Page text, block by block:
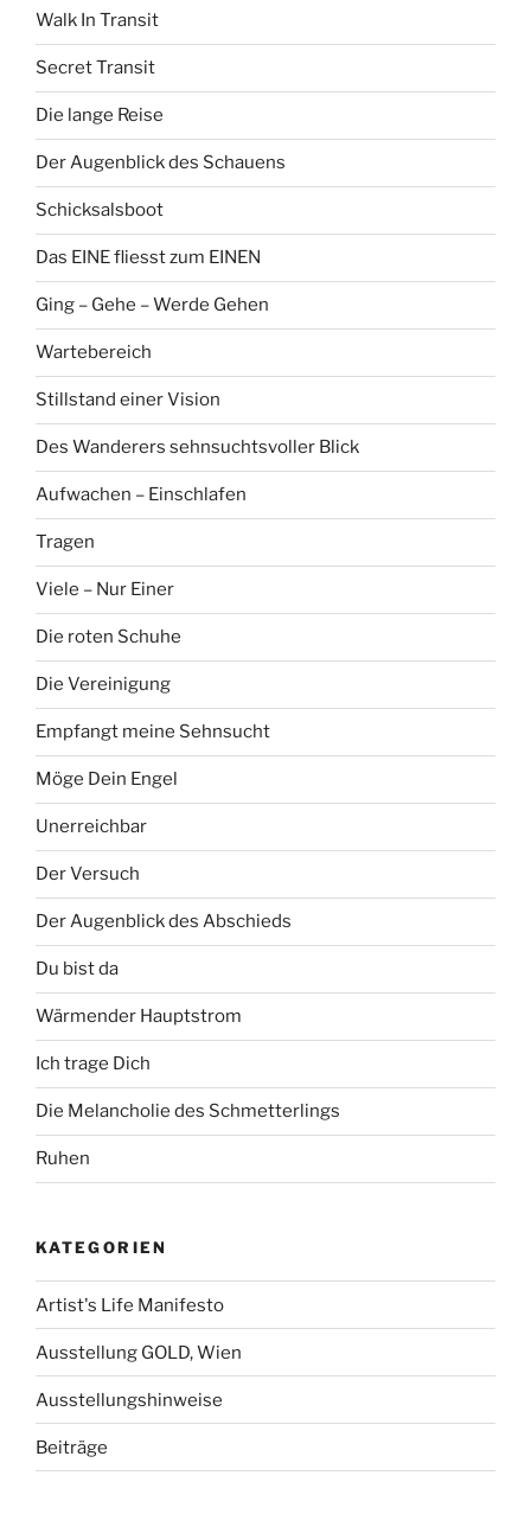
Walk In Transit
Secret Transit
Die lange Reise
Der Augenblick des Schauens
Schicksalsboot
Das EINE fliesst zum EINEN
Ging – Gehe – Werde Gehen
Wartebereich
Stillstand einer Vision
Des Wanderers sehnsuchtsvoller Blick
Aufwachen – Einschlafen
Tragen
Viele – Nur Einer
Die roten Schuhe
Die Vereinigung
Empfangt meine Sehnsucht
Möge Dein Engel
Unerreichbar
Der Versuch
Der Augenblick des Abschieds
Du bist da
Wärmender Hauptstrom
Ich trage Dich
Die Melancholie des Schmetterlings
Ruhen
KATEGORIEN
Artist's Life Manifesto
Ausstellung GOLD, Wien
Ausstellungshinweise
Beiträge